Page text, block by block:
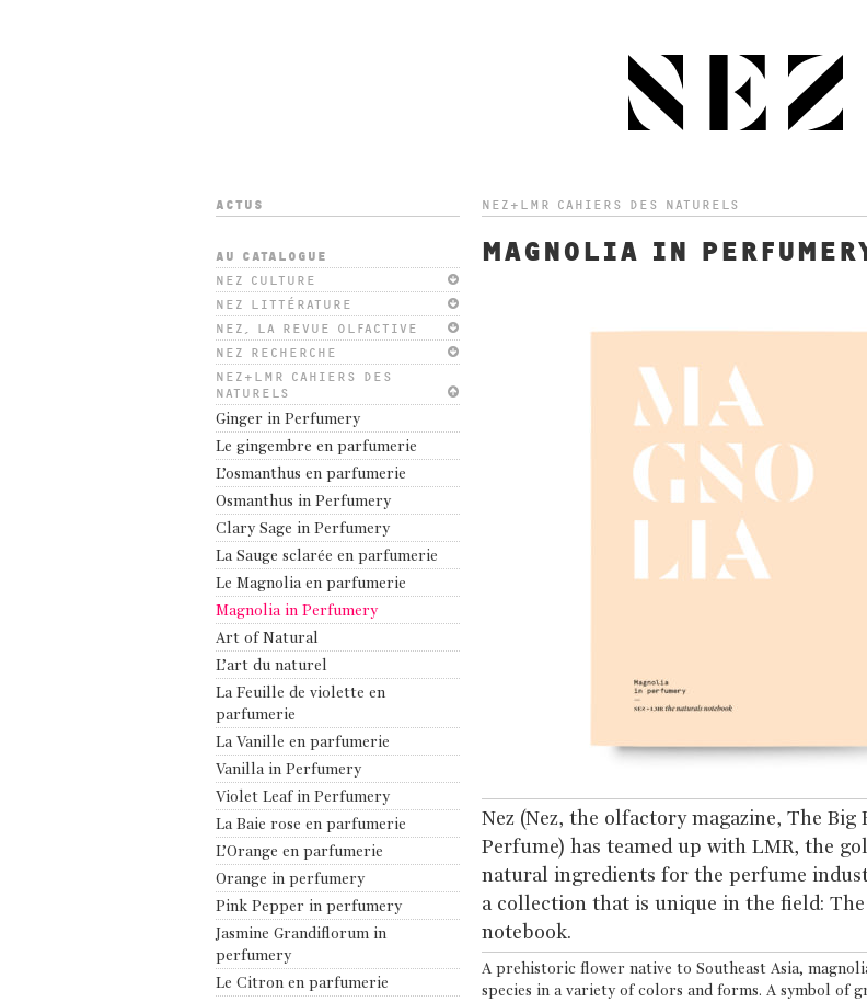
ACTUS
AU CATALOGUE
NEZ CULTURE
NEZ LITTÉRATURE
NEZ, LA REVUE OLFACTIVE
NEZ RECHERCHE
NEZ+LMR CAHIERS DES
NATURELS
Ginger in Perfumery
Le gingembre en parfumerie
L’osmanthus en parfumerie
Osmanthus in Perfumery
Clary Sage in Perfumery
La Sauge sclarée en parfumerie
Le Magnolia en parfumerie
Magnolia in Perfumery
Art of Natural
L’art du naturel
La Feuille de violette en
parfumerie
La Vanille en parfumerie
Vanilla in Perfumery
Violet Leaf in Perfumery
La Baie rose en parfumerie
L’Orange en parfumerie
Orange in perfumery
Pink Pepper in perfumery
Jasmine Grandiflorum in
perfumery
Le Citron en parfumerie
NEZ+LMR CAHIERS DES NATURELS
MAGNOLIA IN
Nez (Nez, the olfactory magazine, The Big
Perfume) has teamed up with LMR, the
natural ingredients for the perfume
a collection that is unique in the field:
notebook.
A prehistoric flower native to Southeast Asia,
species in a variety of colors and forms. A symbol of